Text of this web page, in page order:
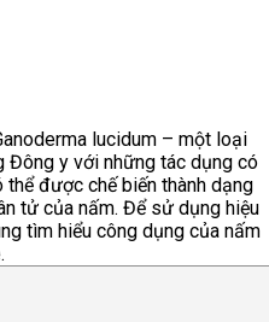
lucidum – một loại
y với những tác dụng có
được chế biến thành dạng
tử của nấm. Để sử dụng hiệu
tìm hiểu công dụng của nấm